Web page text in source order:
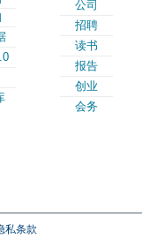
公司
招聘
读书
报告
创业
会务
私条款